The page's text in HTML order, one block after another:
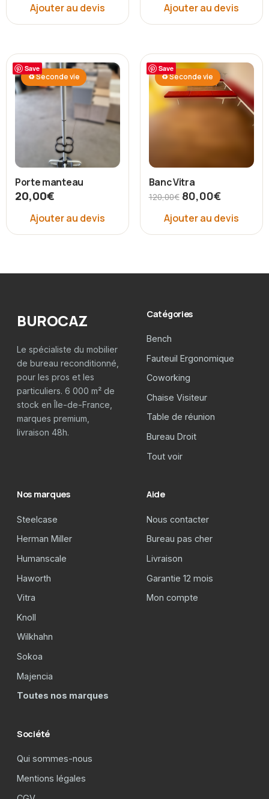
Ajouter au devis Ajouter au devis
Save
♻ Seconde vie
Porte manteau
20,00€
Ajouter au devis
Save
♻ Seconde vie
Banc Vitra
120,00€ 80,00€
Ajouter au devis
BUROCAZ
Le spécialiste du mobilier
de bureau reconditionné,
pour les pros et les
particuliers. 6 000 m² de
stock en Île-de-France,
marques premium,
livraison 48h.
Catégories
Bench
Fauteuil Ergonomique
Coworking
Chaise Visiteur
Table de réunion
Bureau Droit
Tout voir
Nos marques
Steelcase
Herman Miller
Humanscale
Haworth
Vitra
Knoll
Wilkhahn
Sokoa
Majencia
Toutes nos marques
Aide
Nous contacter
Bureau pas cher
Livraison
Garantie 12 mois
Mon compte
Société
Qui sommes-nous
Mentions légales